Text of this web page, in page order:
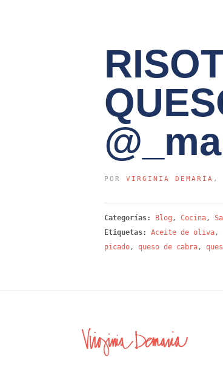
POR VIRGINIA DEMARÍA ,
Categorías: Blog , Cocina,
Etiquetas:
Aceite de oliva,
picado, queso de cabra,